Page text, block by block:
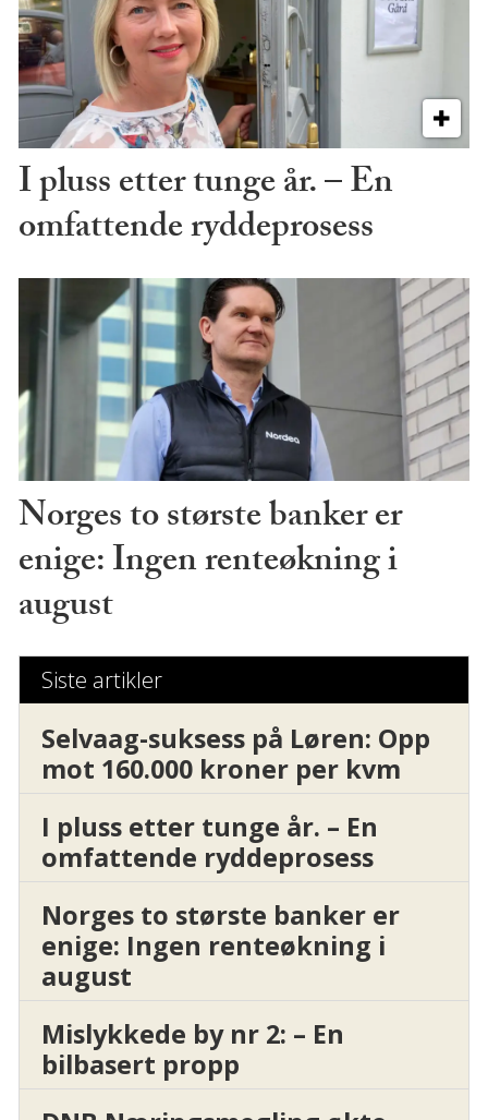
I pluss etter tunge år. – En
omfattende ryddeprosess
Norges to største banker er
enige: Ingen renteøkning i
august
Siste artikler
Selvaag-suksess på Løren: Opp
mot 160.000 kroner per kvm
I pluss etter tunge år. – En
omfattende ryddeprosess
Norges to største banker er
enige: Ingen renteøkning i
august
Mislykkede by nr 2: – En
bilbasert propp